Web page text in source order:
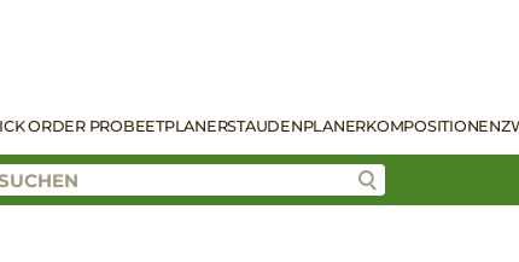
ORDER PROBEETPLANERSTAUDENPLANERKOMPOSITIONEN